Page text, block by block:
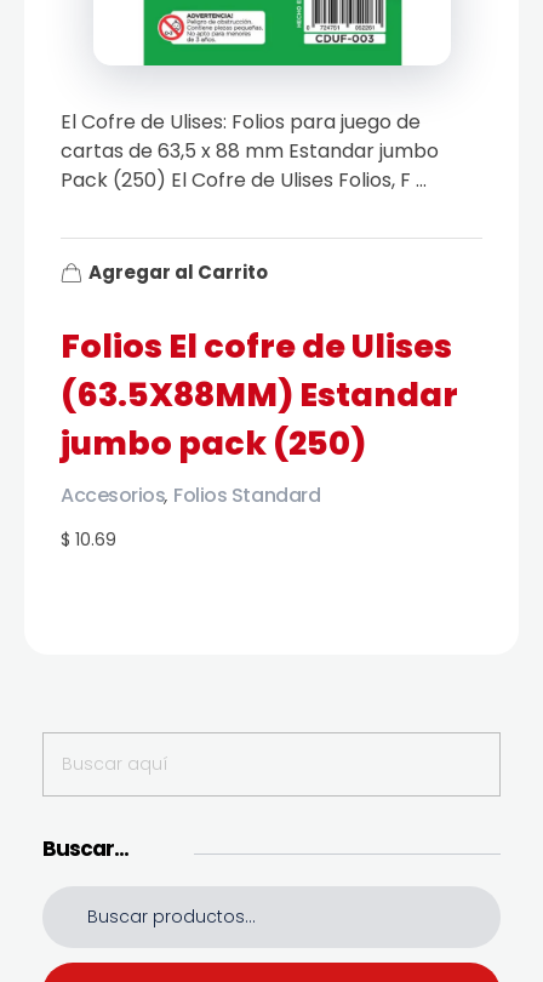
Folios El cofre de Ulises
(63.5X88MM) Estandar
jumbo pack (250)
$ 10.69
Accesorios, Folios Standard
El Cofre de Ulises: Folios para juego de
cartas de 63,5 x 88 mm Estandar jumbo
Pack (250) El Cofre de Ulises Folios, F ...
Agregar al Carrito
Buscar…